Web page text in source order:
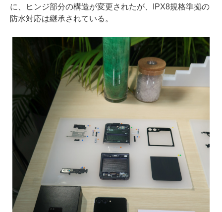
に、ヒンジ部分の構造が変更されたが、IPX8規格準拠の
防水対応は継承されている。